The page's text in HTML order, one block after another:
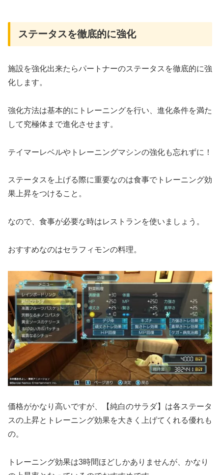
ステータスを徹底的に強化
施設を強化出来たらパートナーのステータスを徹底的に強
化します。
強化方法は基本的にトレーニングを行い、進化条件を満た
して究極体まで進化させます。
テイマーレベルやトレーニングマシンの強化も忘れずに！
ステータスを上げる際に重要なのは食事でトレーニング効
果上昇をつけること。
なので、食事が必要な時はレストランを使いましょう。
おすすめなのはセラフィモンの料理。
価格がかなり高いですが、【純白のサラダ】は各ステータ
スの上昇とトレーニング効果を大きく上げてくれる優れも
の。
トレーニング効果は3時間ほどしかありませんが、かなり